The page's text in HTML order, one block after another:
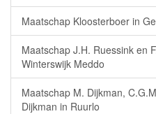
Maatschap Kloosterboer in
Maatschap J.H. Ruessink en
Winterswijk Meddo
Maatschap M. Dijkman,
Dijkman in Ruurlo